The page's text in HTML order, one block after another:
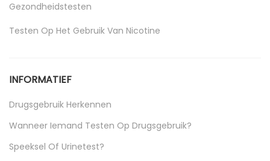
Gezondheidstesten
Testen Op Het Gebruik Van Nicotine
INFORMATIEF
Drugsgebruik Herkennen
Wanneer Iemand Testen Op Drugsgebruik?
Speeksel Of Urinetest?